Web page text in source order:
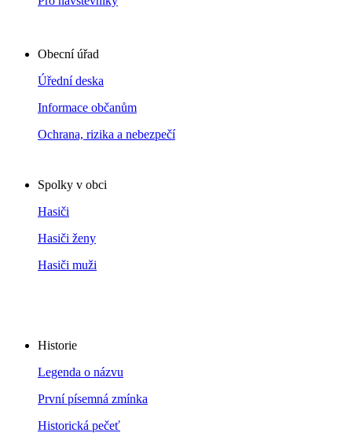
Obecní úřad
Úřední deska
Informace občanům
Ochrana, rizika a nebezpečí
Spolky v obci
Hasiči
Hasiči ženy
Hasiči muži
Historie
Legenda o názvu
První písemná zmínka
Historická pečeť